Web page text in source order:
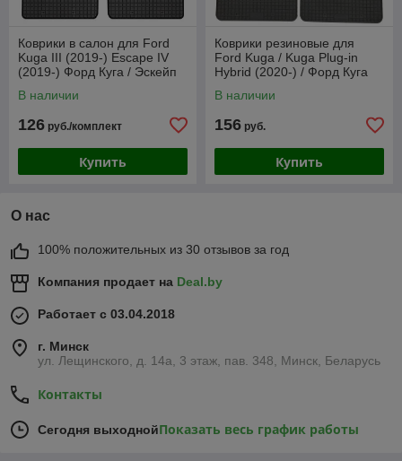
Коврики в салон для Ford
Kuga III (2019-) Escape IV
(2019-) Форд Куга / Эскейп
В наличии
126 руб./комплект
Купить
Коврики резиновые для
Ford Kuga / Kuga Plug-in
Hybrid (2020-) / Форд Куга
В наличии
156 руб.
Купить
О нас
100% положительных из 30 отзывов за год
Компания продает на Deal.by
Работает с 03.04.2018
г. Минск
ул. Лещинского, д. 14а, 3 этаж, пав. 348, Минск, Беларусь
Контакты
Сегодня выходнойПоказать весь график работы